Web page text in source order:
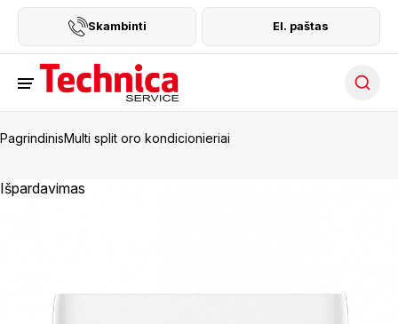
Skambinti El. paštas
PagrindinisMulti split oro kondicionieriai
Išpardavimas